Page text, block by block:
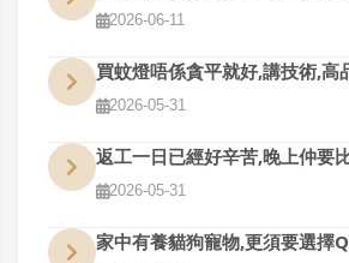
2026-06-11
2026-05-31
2026-05-31
家中有養貓狗寵物,更須要選擇